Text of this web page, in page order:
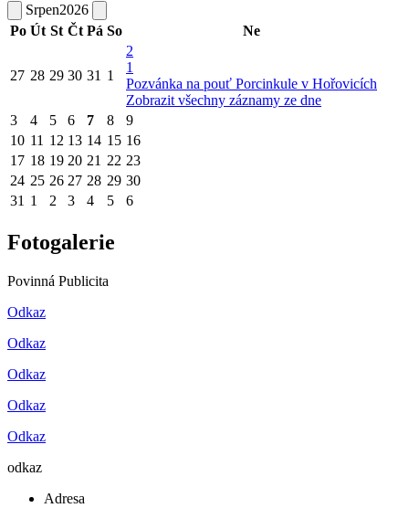
Srpen2026
Po Út St Čt Pá So Ne
27 28 29 30 31 1
2
1
Pozvánka na pouť Porcinkule v Hořovicích
Zobrazit všechny záznamy ze dne
3
4 5 6 7 8
9
10 11 12 13 14 15 16
17 18 19 20 21 22 23
24 25 26 27 28 29 30
31 1 2 3 4 5 6
Fotogalerie
Povinná Publicita
Odkaz
Odkaz
Odkaz
Odkaz
Odkaz
odkaz
Adresa